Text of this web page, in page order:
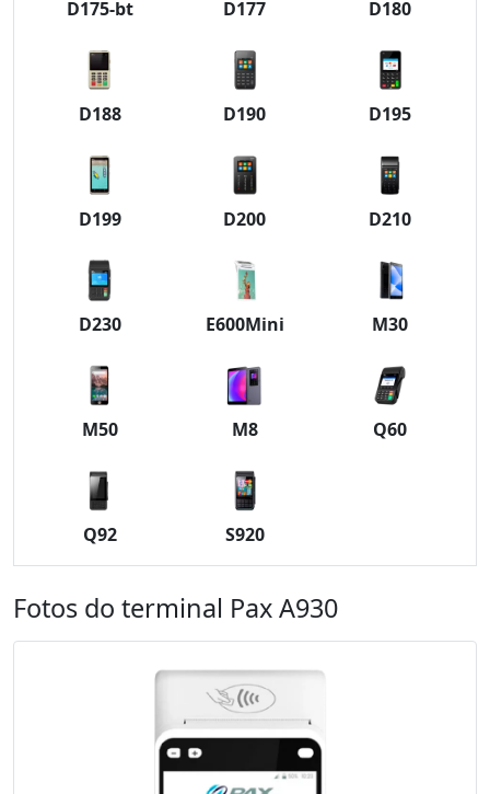
D175-bt D177 D180
D188 D190 D195
D199 D200 D210
D230 E600Mini M30
M50 M8 Q60
Q92 S920
Fotos do terminal Pax A930